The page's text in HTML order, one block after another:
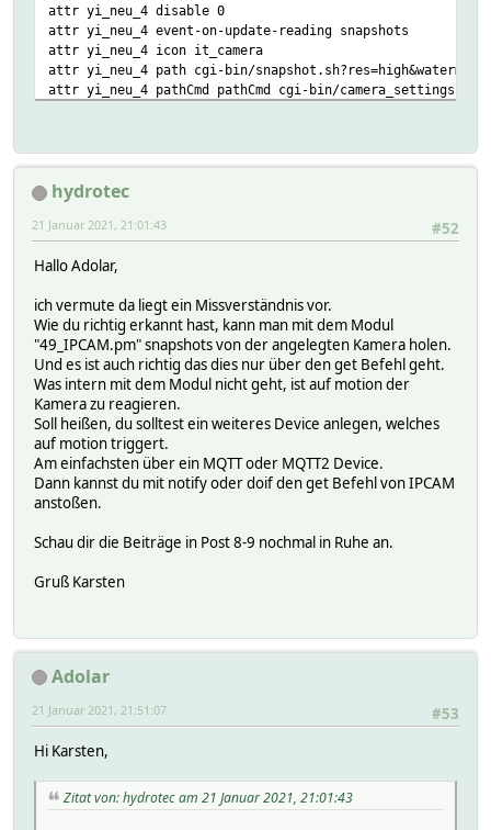
attr yi_neu_4 disable 0
attr yi_neu_4 event-on-update-reading snapshots
attr yi_neu_4 icon it_camera
attr yi_neu_4 path cgi-bin/
attr yi_neu_4 pathCmd pathCmd cgi-bin/camera_settings.sh
attr yi_neu_4 storage /opt/fhem/log/Bilder/IPCamera/
attr yi_neu_4 timestamp 0
attr yi_neu_4 userReadings timestamp_1
attr yi_neu_4 verbose 0
setstate yi_neu_4 last: 2021-01-20 23:38:51
setstate yi_neu_4 2021-01-20 23:38:49 snapshot1
setstate yi_neu_4 2021-01-20 23:38:51 snapshot2
setstate yi_neu_4 2021-01-20 23:38:53 snapshots 2
setstate yi_neu_4 2021-01-20 23:38:53 timestamp_1 2021-
hydrotec
#52
21 Januar 2021, 21:01:43
Hallo Adolar,
ich vermute da liegt ein Missverständnis vor.
Wie du richtig erkannt hast, kann man mit dem Modul
"49_IPCAM.pm" snapshots von der angelegten Kamera holen.
Und es ist auch richtig das dies nur über den get Befehl geht.
Was intern mit dem Modul nicht geht, ist auf motion der
Kamera zu reagieren.
Soll heißen, du solltest ein weiteres Device anlegen, welches
auf motion triggert.
Am einfachsten über ein MQTT oder MQTT2 Device.
Dann kannst du mit notify oder doif den get Befehl von IPCAM
anstoßen.
Schau dir die Beiträge in Post 8-9 nochmal in Ruhe an.
Gruß Karsten
Adolar
#53
21 Januar 2021, 21:51:07
Hi Karsten,
Zitat von: hydrotec am 21 Januar 2021, 21:01:43